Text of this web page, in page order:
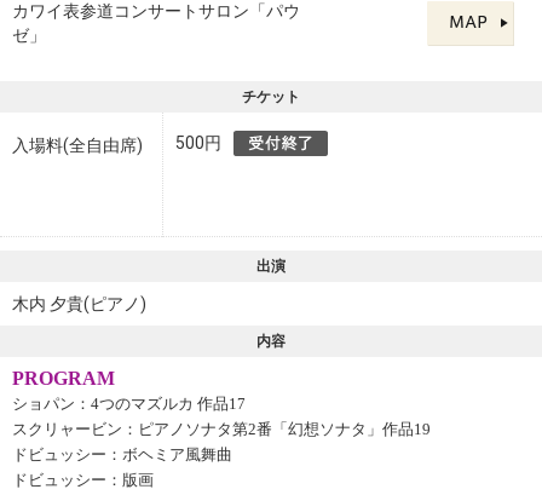
カワイ表参道コンサートサロン「パウ
ゼ」
チケット
入場料(全自由席) 500円
出演
木内 夕貴(ピアノ)
内容
PROGRAM
ショパン：4つのマズルカ 作品17
スクリャービン：ピアノソナタ第2番「幻想ソナタ」作品19
ドビュッシー：ボヘミア風舞曲
ドビュッシー：版画